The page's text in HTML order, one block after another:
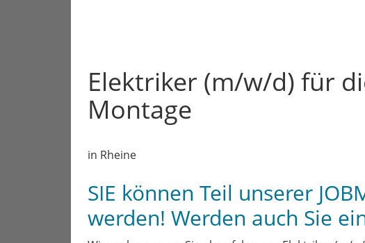
Elektriker (m/w/d) für
Montage
in Rheine
SIE können Teil unserer
werden! Werden auch Sie